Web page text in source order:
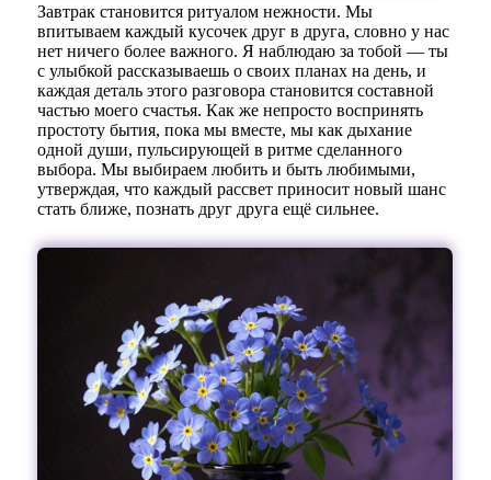
Завтрак становится ритуалом нежности. Мы
впитываем каждый кусочек друг в друга, словно у нас
нет ничего более важного. Я наблюдаю за тобой — ты
с улыбкой рассказываешь о своих планах на день, и
каждая деталь этого разговора становится составной
частью моего счастья. Как же непросто воспринять
простоту бытия, пока мы вместе, мы как дыхание
одной души, пульсирующей в ритме сделанного
выбора. Мы выбираем любить и быть любимыми,
утверждая, что каждый рассвет приносит новый шанс
стать ближе, познать друг друга ещё сильнее.